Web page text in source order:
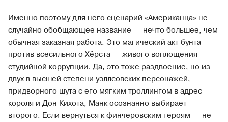
Именно поэтому для него сценарий «Американца» не
случайно обобщающее название — нечто большее, чем
обычная заказная работа. Это магический акт бунта
против всесильного Хёрста — живого воплощения
студийной коррупции. Да, это тоже раздвоение, но из
двух в высшей степени уэллсовских персонажей,
придворного шута с его мягким троллингом в адрес
короля и Дон Кихота, Манк осознанно выбирает
второго. Если вернуться к финчеровским героям — не